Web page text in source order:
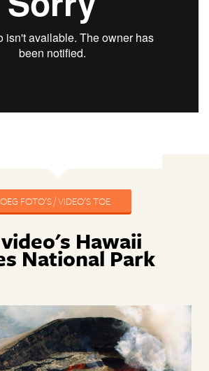
FOTO'S / VIDEO'S TOE
Hawaii
National Park